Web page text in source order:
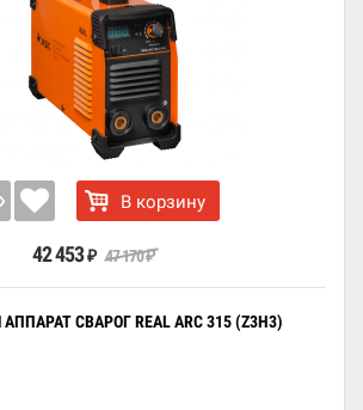
В корзину
42 453 ₽ 47 170₽
СВАРОГ REAL ARC 315 (Z3H3)